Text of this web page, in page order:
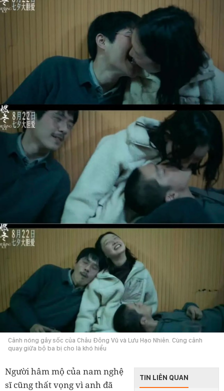
Cảnh nóng gây sốc của Châu Đông Vũ và Lưu Hạo Nhiên. Cùng cảnh
quay giữa bộ ba bị cho là khó hiểu
TIN LIÊN QUAN
Người hâm mộ của nam nghệ
sĩ cũng thất vọng vì anh đã